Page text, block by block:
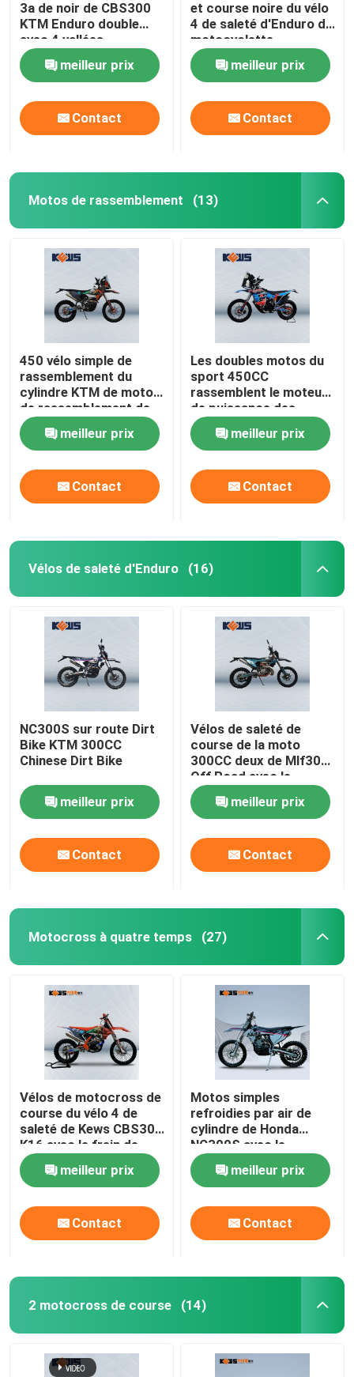
3a de noir de CBS300
KTM Enduro double
avec 4 vallées
meilleur prix
Contact
et course noire du vélo
4 de saleté d'Enduro de
motocyclette
meilleur prix
Contact
Motos de rassemblement (13)
450 vélo simple de
rassemblement du
cylindre KTM de motos
de rassemblement de
cc NC450
meilleur prix
Contact
Les doubles motos du
sport 450CC
rassemblent le moteur
de puissance des
motos 38kw avec le
carburateur et l'Efi
Two Options
meilleur prix
Contact
Vélos de saleté d'Enduro (16)
NC300S sur route Dirt
Bike KTM 300CC
Chinese Dirt Bike
meilleur prix
Contact
Vélos de saleté de
course de la moto
300CC deux de Mlf300
Off Road avec le
système électrique de
début meilleur prix
Contact
Motocross à quatre temps (27)
Vélos de motocross de
course du vélo 4 de
saleté de Kews CBS300
K16 avec le frein de
disque
meilleur prix
Contact
Motos simples
refroidies par air de
cylindre de Honda
NC300S avec le
carburateur et
l'injection de carburant
meilleur prix
Contact
2 motocross de course (14)